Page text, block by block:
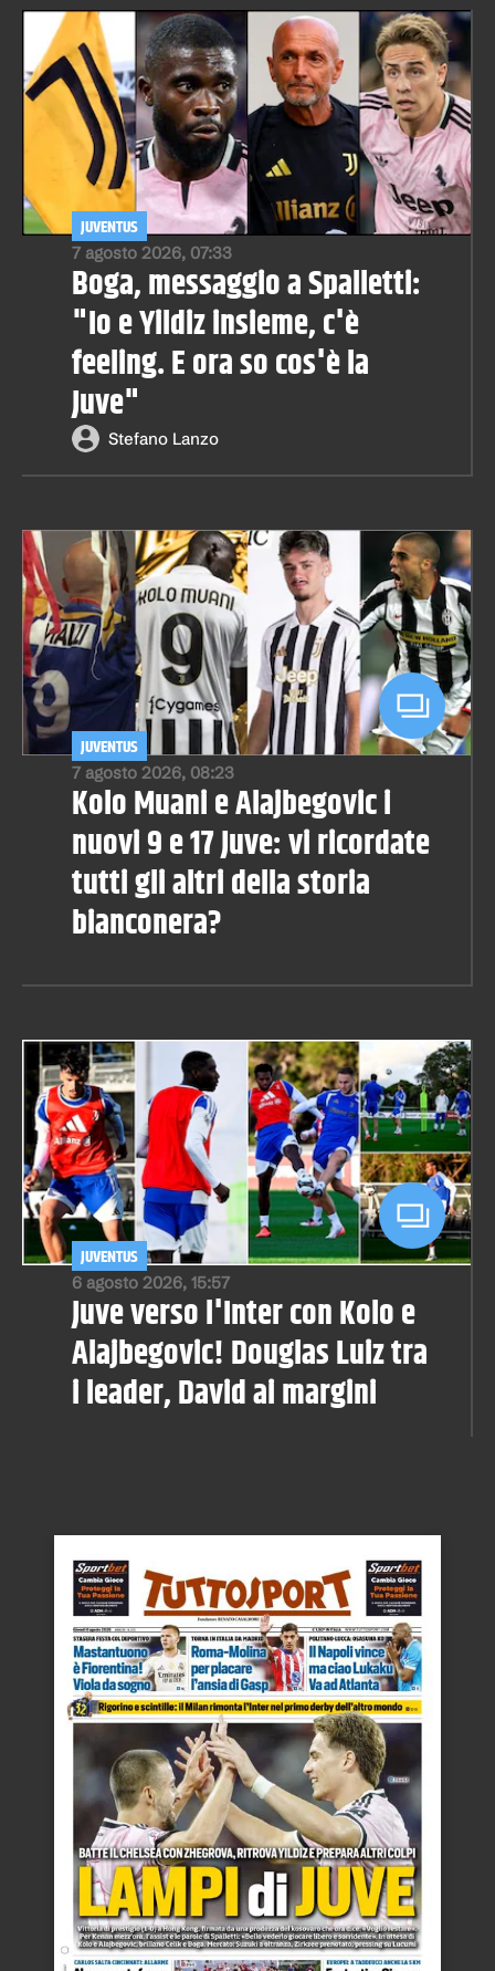
7 agosto 2026, 07:33
JUVENTUS
Boga, messaggio a Spalletti:
"Io e Yildiz insieme, c'è
feeling. E ora so cos'è la
Juve"
Stefano Lanzo
7 agosto 2026, 08:23
JUVENTUS
Kolo Muani e Alajbegovic i
nuovi 9 e 17 Juve: vi ricordate
tutti gli altri della storia
bianconera?
6 agosto 2026, 15:57
JUVENTUS
Juve verso l'Inter con Kolo e
Alajbegovic! Douglas Luiz tra
i leader, David ai margini